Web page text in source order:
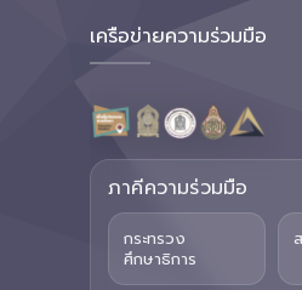
เครือข่ายความร่วมมือ
ภาคีความร่วมมือ
กระทรวง
ศึกษาธิการ